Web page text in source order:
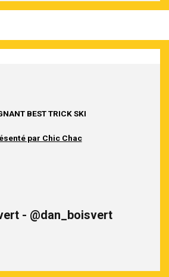
BEST TRICK SKI
par Chic Chac
- @dan_boisvert